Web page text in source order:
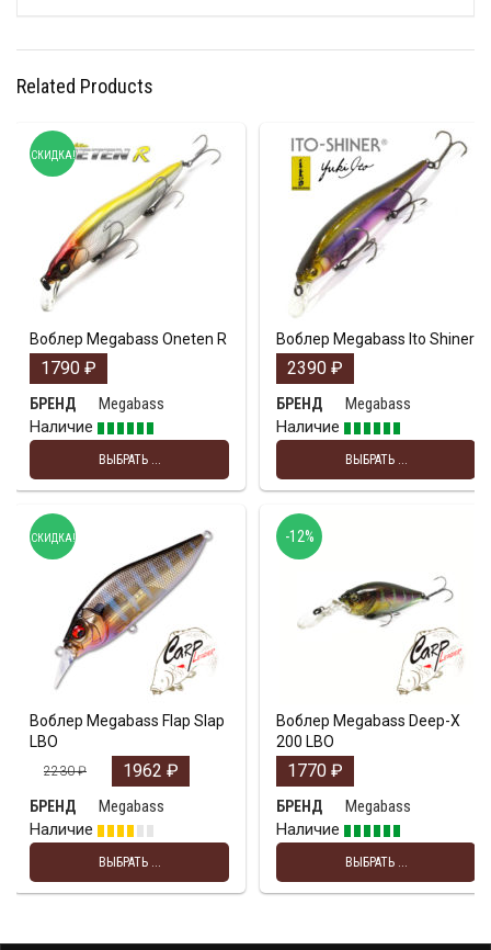
Related Products
Воблер Megabass Oneten R
1790 ₽
БРЕНД
Megabass
Наличие
ВЫБРАТЬ ...
СКИДКА!
Воблер Megabass Ito Shiner
2390 ₽
БРЕНД
Megabass
Наличие
ВЫБРАТЬ ...
Воблер Megabass Flap Slap
LBO
2230₽ 1962 ₽
БРЕНД
Megabass
Наличие
ВЫБРАТЬ ...
СКИДКА!
Воблер Megabass Deep-X
200 LBO
1770 ₽
БРЕНД
Megabass
Наличие
ВЫБРАТЬ ...
-12%